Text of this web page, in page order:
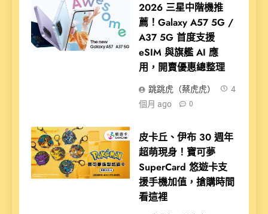
2026 三星中階機推
薦！Galaxy A57 5G /
A37 5G 首度支援
eSIM 與旗艦 AI 應
用，開賣優惠總整理
跳跳虎（蔡虎虎）
4
個月 ago
0
皮卡丘、伊布 30 週年
超萌現身！寶可夢
SuperCard 悠遊卡支
援手機加值，搶購時間
看這裡